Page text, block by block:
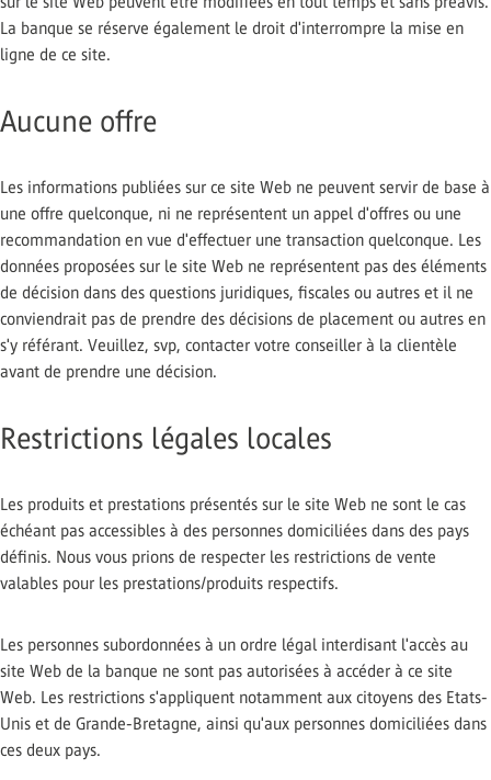
La banque se réserve également le droit d'interrompre la mise en
ligne de ce site.
Aucune offre
Les informations publiées sur ce site Web ne peuvent servir de base à
une offre quelconque, ni ne représentent un appel d'offres ou une
recommandation en vue d'effectuer une transaction quelconque. Les
données proposées sur le site Web ne représentent pas des éléments
de décision dans des questions juridiques, fiscales ou autres et il ne
conviendrait pas de prendre des décisions de placement ou autres en
s'y référant. Veuillez, svp, contacter votre conseiller à la clientèle
avant de prendre une décision.
Restrictions légales locales
Les produits et prestations présentés sur le site Web ne sont le cas
échéant pas accessibles à des personnes domiciliées dans des pays
définis. Nous vous prions de respecter les restrictions de vente
valables pour les prestations/produits respectifs.
Les personnes subordonnées à un ordre légal interdisant l'accès au
site Web de la banque ne sont pas autorisées à accéder à ce site
Web. Les restrictions s'appliquent notamment aux citoyens des Etats-
Unis et de Grande-Bretagne, ainsi qu'aux personnes domiciliées dans
ces deux pays.